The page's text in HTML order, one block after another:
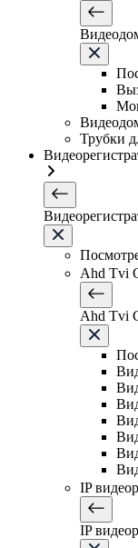
Трубки
Ahd Tvi
Ahd Tvi
IP
IP